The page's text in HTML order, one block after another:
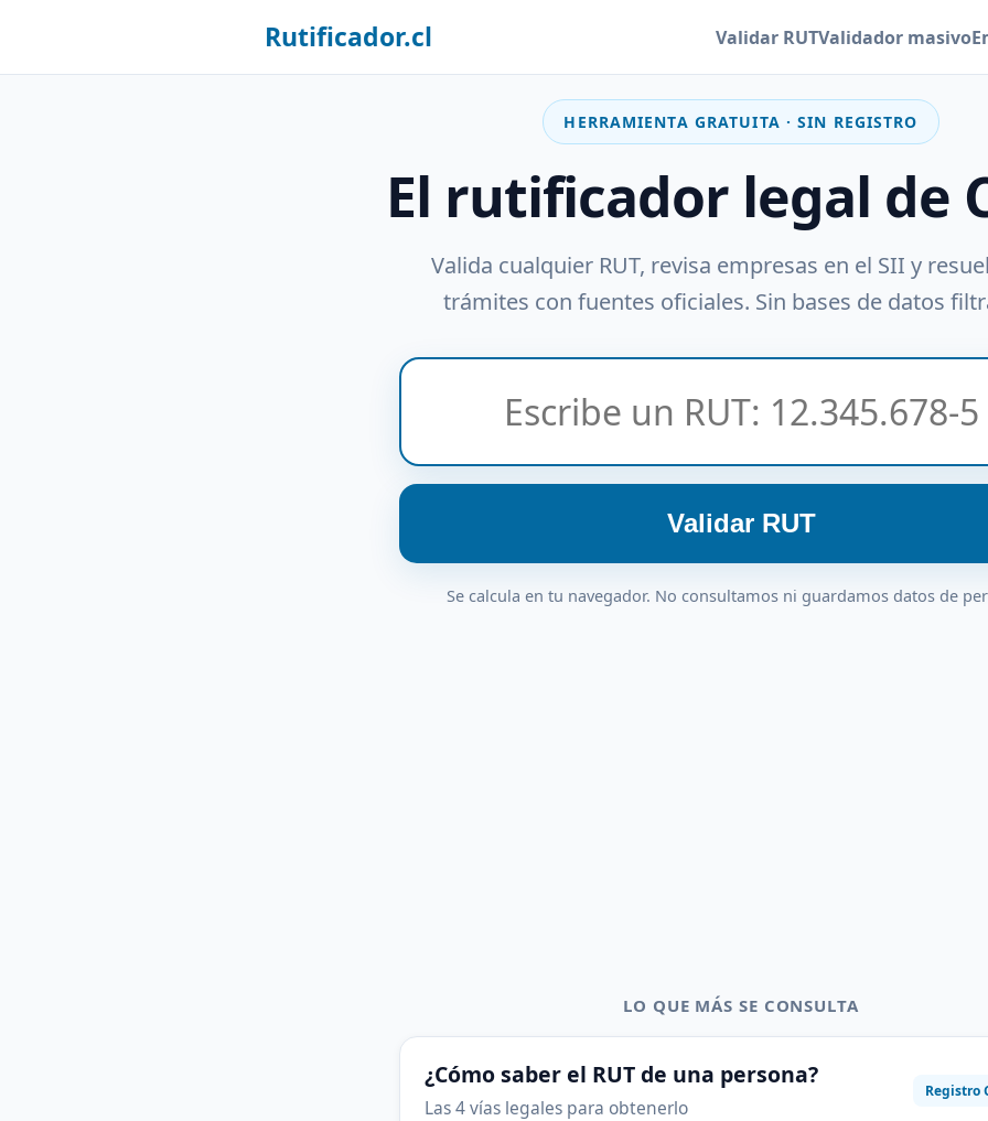
Rutificador.cl Validar RUTValidador masivo
HERRAMIENTA GRATUITA · SIN REGISTRO
El rutificador legal de
Valida cualquier RUT, revisa empresas en el SII y
trámites con fuentes oficiales. Sin bases de datos
Validar RUT
Se calcula en tu navegador. No consultamos ni guardamos datos de
LO QUE MÁS SE CONSULTA
¿Cómo saber el RUT de una persona?
Las 4 vías legales para obtenerlo
Registro